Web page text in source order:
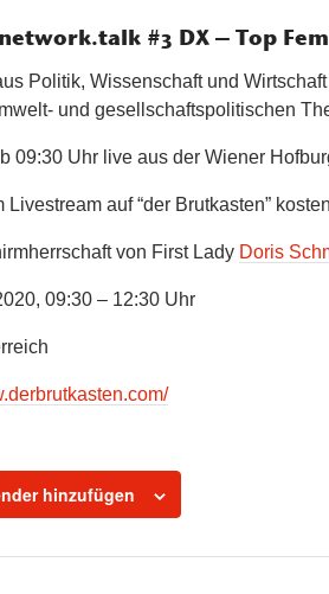
#3 DX – Top
Politik, Wissenschaft und
und gesellschaftspolitischen
09:30 Uhr live aus der Wiener
Livestream auf “der Brutkasten”
von First Lady Doris
09:30 – 12:30 Uhr
hinzufügen